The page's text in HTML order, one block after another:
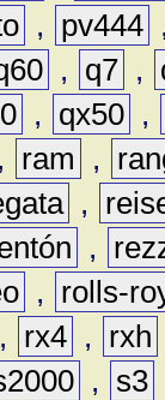
, pv444 ,
, q7 ,
, qx50 ,
, ram ,
,
,
, rolls-
, rx4 , rxh
, s3